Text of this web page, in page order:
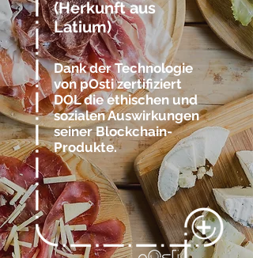
(Herkunft aus
Latium)
Dank der Technologie
von pOsti zertifiziert
DOL die ethischen und
sozialen Auswirkungen
seiner Blockchain-
Produkte.